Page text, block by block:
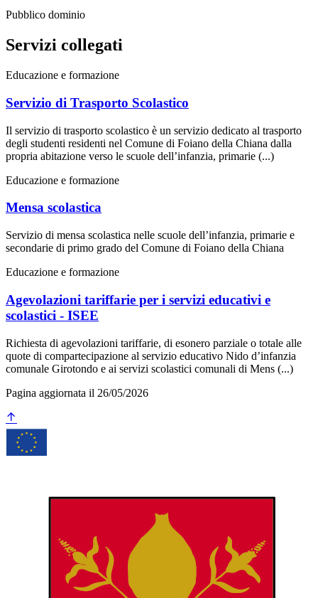
Pubblico dominio
Servizi collegati
Educazione e formazione
Servizio di Trasporto Scolastico
Il servizio di trasporto scolastico è un servizio dedicato al trasporto
degli studenti residenti nel Comune di Foiano della Chiana dalla
propria abitazione verso le scuole dell’infanzia, primarie (...)
Educazione e formazione
Mensa scolastica
Servizio di mensa scolastica nelle scuole dell’infanzia, primarie e
secondarie di primo grado del Comune di Foiano della Chiana
Educazione e formazione
Agevolazioni tariffarie per i servizi educativi e
scolastici - ISEE
Richiesta di agevolazioni tariffarie, di esonero parziale o totale alle
quote di compartecipazione al servizio educativo Nido d’infanzia
comunale Girotondo e ai servizi scolastici comunali di Mens (...)
Pagina aggiornata il 26/05/2026